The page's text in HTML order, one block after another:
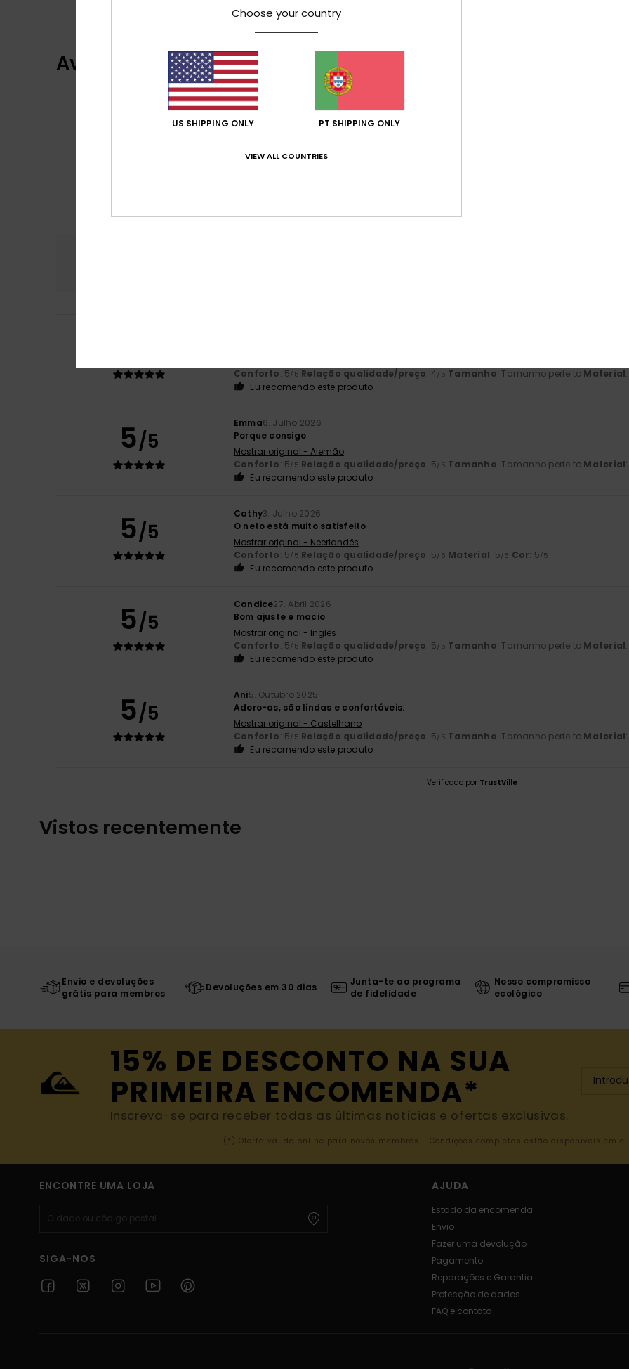
Avaliações dos clientes
100% dos nossos clientes recomendam este produto
Conforto: 5 /5 Relação qualidade/preço: 4 /5 Tamanho: Tamanho perfeito Material
Eu recomendo este produto
5/5
Emma6. Julho 2026
Porque consigo
Mostrar original - Alemão
Conforto: 5 /5 Relação qualidade/preço: 5 /5 Tamanho: Tamanho perfeito Material
Eu recomendo este produto
5/5
Cathy3. Julho 2026
O neto está muito satisfeito
Mostrar original - Neerlandês
Conforto: 5 /5 Relação qualidade/preço: 5 /5 Material: 5 /5 Cor: 5 /5
Eu recomendo este produto
5/5
Candice27. Abril 2026
Bom ajuste e macio
Mostrar original - Inglês
Conforto: 5 /5 Relação qualidade/preço: 5 /5 Tamanho: Tamanho perfeito Material
Eu recomendo este produto
5/5
Ani5. Outubro 2025
Adoro-as, são lindas e confortáveis.
Mostrar original - Castelhano
Conforto: 5 /5 Relação qualidade/preço: 5 /5 Tamanho: Tamanho perfeito Material
Eu recomendo este produto
Verificado por TrustVille
Vistos recentemente
Envio e devoluções
grátis para membros
Devoluções em 30 dias
Junta-te ao programa
de fidelidade
Nosso compromisso
ecológico
15% DE DESCONTO NA SUA
PRIMEIRA ENCOMENDA*
Inscreva-se para receber todas as últimas notícias e ofertas exclusivas.
(*) Oferta válida online para novos membros - Condições completas estão disponíveis em
ENCONTRE UMA LOJA
SIGA-NOS
AJUDA
Estado da encomenda
Envio
Fazer uma devolução
Pagamento
Reparações e Garantia
Protecção de dados
FAQ e contato
Choose your country
US SHIPPING ONLY PT SHIPPING ONLY
VIEW ALL COUNTRIES